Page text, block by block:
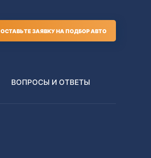
ОСТАВЬТЕ ЗАЯВКУ НА ПОДБОР АВТО
ВОПРОСЫ И ОТВЕТЫ